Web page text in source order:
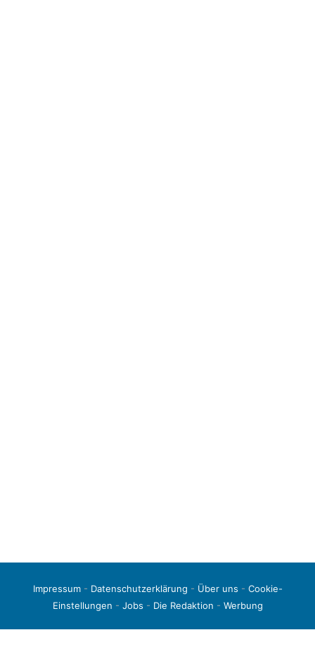
Impressum- Datenschutzerklärung - Über uns - Cookie-
Einstellungen - Jobs - Die Redaktion - Werbung